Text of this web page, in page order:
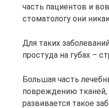
часть пациентов и
стоматологу они
Для таких
простуда на губах –
Большая часть
повреждению тканей,
развивается такое